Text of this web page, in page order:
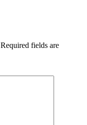
Required fields are